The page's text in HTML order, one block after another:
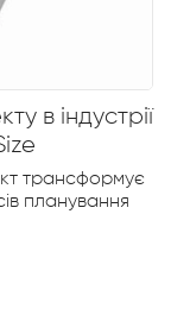
в індустрії
трансформує
планування